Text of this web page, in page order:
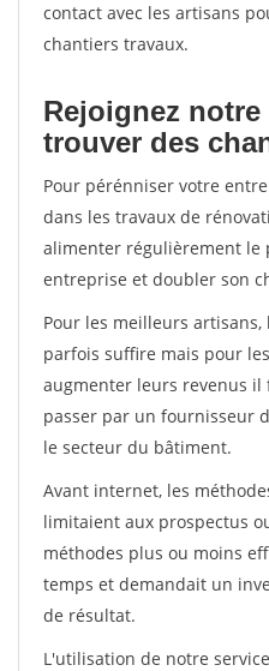
contact avec les artisans
chantiers travaux.
Rejoignez
trouver des
Pour pérénniser votre
dans les travaux de
alimenter régulièrement le
entreprise et doubler son
Pour les meilleurs
parfois suffire mais pour
augmenter leurs revenus
passer par un fournisseur
le secteur du bâtiment.
Avant internet, les
limitaient aux prospectus
méthodes plus ou moins
temps et demandait un
de résultat.
L'utilisation de notre